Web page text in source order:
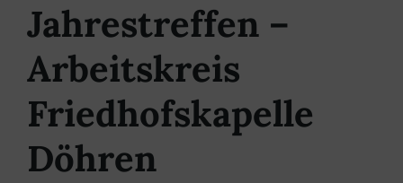
Jahrestreffen –
Arbeitskreis
Friedhofskapelle
Döhren